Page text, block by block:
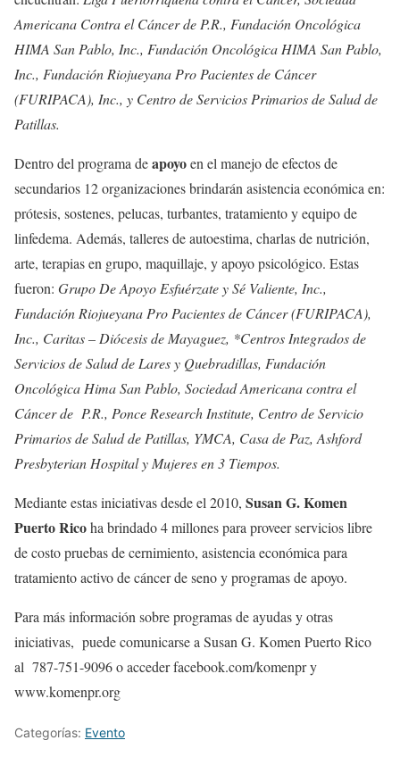
Americana Contra el Cáncer de P.R., Fundación Oncológica
HIMA San Pablo, Inc., Fundación Oncológica HIMA San Pablo,
Inc., Fundación Riojueyana Pro Pacientes de Cáncer
(FURIPACA), Inc., y Centro de Servicios Primarios de Salud de
Patillas.
Dentro del programa deapoyoen el manejo de efectos de
secundarios 12 organizaciones brindarán asistencia económica en:
prótesis, sostenes, pelucas, turbantes, tratamiento y equipo de
linfedema. Además, talleres de autoestima, charlas de nutrición,
arte, terapias en grupo, maquillaje, y apoyo psicológico. Estas
fueron: Grupo De Apoyo Esfuérzate y Sé Valiente, Inc.,
Fundación Riojueyana Pro Pacientes de Cáncer (FURIPACA),
Inc., Caritas – Diócesis de Mayaguez, *Centros Integrados de
Servicios de Salud de Lares y Quebradillas, Fundación
Oncológica Hima San Pablo, Sociedad Americana contra el
Cáncer de P.R., Ponce Research Institute, Centro de Servicio
Primarios de Salud de Patillas, YMCA, Casa de Paz, Ashford
Presbyterian Hospital y Mujeres en 3 Tiempos.
Mediante estas iniciativas desde el 2010, Susan G. Komen
Puerto Ricoha brindado 4 millones para proveer servicios libre
de costo pruebas de cernimiento, asistencia económica para
tratamiento activo de cáncer de seno y programas de apoyo.
Para más información sobre programas de ayudas y otras
iniciativas, puede comunicarse a Susan G. Komen Puerto Rico
al 787-751-9096 o acceder facebook.com/komenpr y
www.komenpr.org
Categorías: Evento